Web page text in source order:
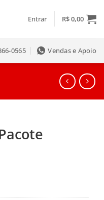
Entrar R$0,00
0565 Vendas e Apoio